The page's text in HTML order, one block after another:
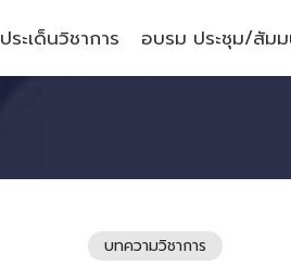
ประเด็นวิชาการ อบรม ประชุม/สัม
บทความวิชาการ